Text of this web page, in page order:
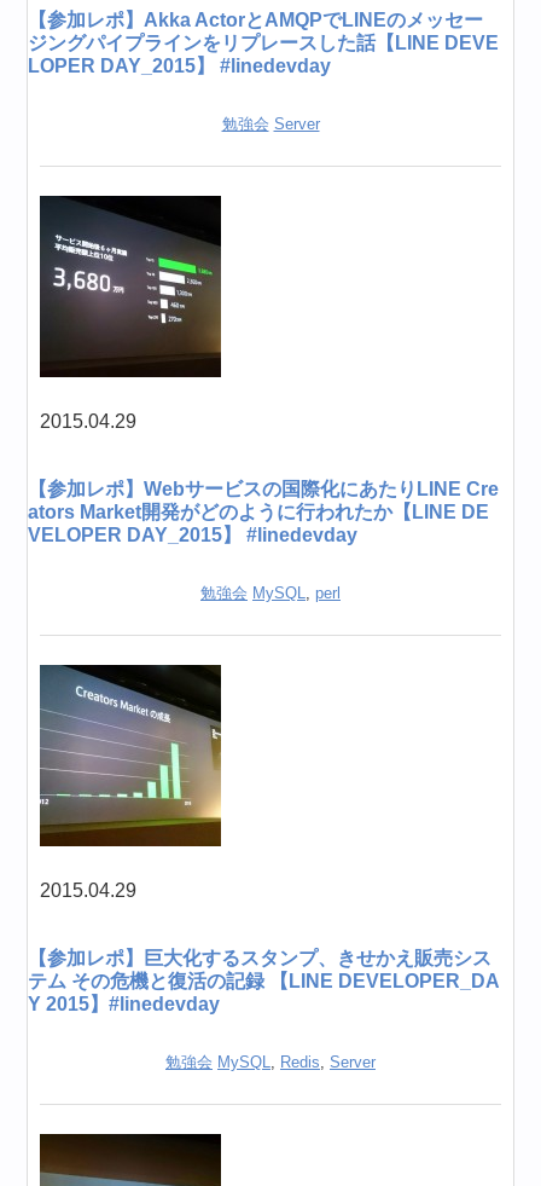
【参加レポ】Akka ActorとAMQPでLINEのメッセー
ジングパイプラインをリプレースした話【LINE DEVE
LOPER DAY_2015】 #linedevday
勉強会 Server
2015.04.29
【参加レポ】Webサービスの国際化にあたりLINE Cre
ators Market開発がどのように行われたか【LINE DE
VELOPER DAY_2015】 #linedevday
勉強会 MySQL, perl
2015.04.29
【参加レポ】巨大化するスタンプ、きせかえ販売シス
テム その危機と復活の記録 【LINE DEVELOPER_DA
Y 2015】#linedevday
勉強会 MySQL, Redis, Server